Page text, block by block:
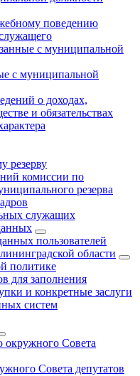
поведению
с муниципальной
с муниципальной
о доходах,
и обязательствах
резерву
комиссии по
резерва
служащих
пользователей
области
политике
для заполнения
и конкретные заслуги
систем
окружного Совета
Совета депутатов